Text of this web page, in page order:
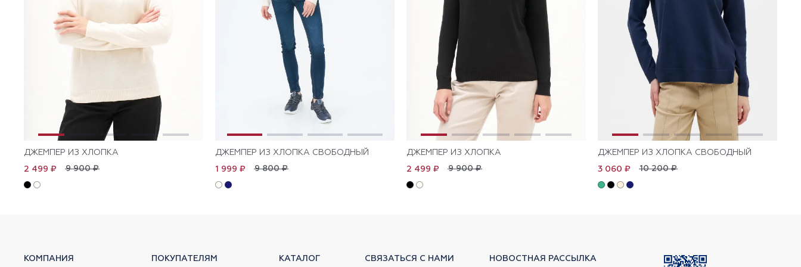
ДЖЕМПЕР ИЗ ХЛОПКА
9 900 ₽
2 499 ₽
ДЖЕМПЕР ИЗ ХЛОПКА СВОБОДНЫЙ
9 800 ₽
1 999 ₽
ДЖЕМПЕР ИЗ ХЛОПКА
9 900 ₽
2 499 ₽
ДЖЕМПЕР ИЗ ХЛОПКА СВОБОДНЫЙ
10 200 ₽
3 060 ₽
КОМПАНИЯ ПОКУПАТЕЛЯМ КАТАЛОГ СВЯЗАТЬСЯ С НАМИ НОВОСТНАЯ РАССЫЛКА